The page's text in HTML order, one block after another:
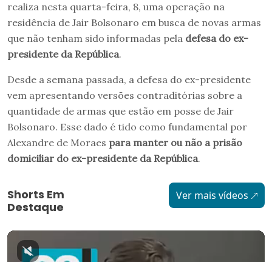
realiza nesta quarta-feira, 8, uma operação na
residência de Jair Bolsonaro em busca de novas armas
que não tenham sido informadas pela defesa do ex-
presidente da República.
Desde a semana passada, a defesa do ex-presidente
vem apresentando versões contraditórias sobre a
quantidade de armas que estão em posse de Jair
Bolsonaro. Esse dado é tido como fundamental por
Alexandre de Moraes para manter ou não a prisão
domiciliar do ex-presidente da República.
Shorts Em
Destaque
Ver mais vídeos